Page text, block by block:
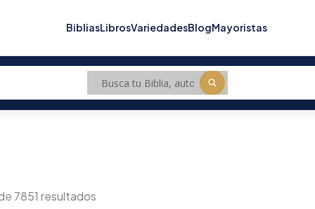
BibliasLibrosVariedadesBlogMayoristas
7851 resultados